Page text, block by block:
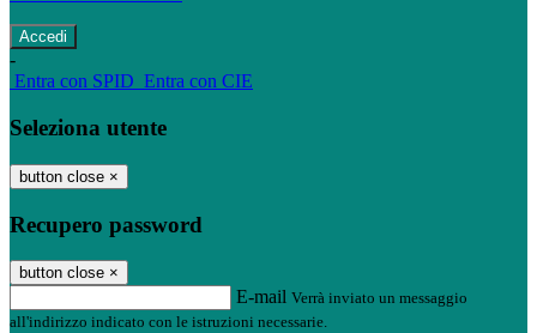
-
Entra con SPID Entra con CIE
Seleziona utente
button close ×
Recupero password
button close ×
E-mail Verrà inviato un messaggio
all'indirizzo indicato con le istruzioni necessarie.